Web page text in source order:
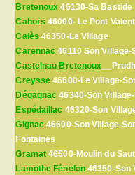
Bretenoux 46130-Sa Bastide
Cahors 46000- Le Pont
Calès 46350-Le Village
Carennac 46110 Son
Castelnau Bretenoux
Creysse 46600-Le Village-
Dégagnac 46340-Son
Espédaillac 46320-Son
Gignac 46600-Son Village-
Fontaines
Gramat 46500-Moulin du Saut
Lamothe Fénelon46350-Son